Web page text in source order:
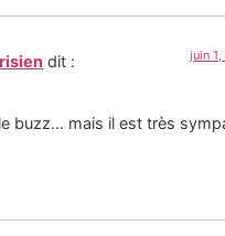
dit : juin
le buzz… mais il est très